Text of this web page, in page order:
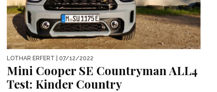
LOTHAR ERFERT | 07/12/2022
Mini Cooper SE Countryman ALL4
Test: Kinder Country